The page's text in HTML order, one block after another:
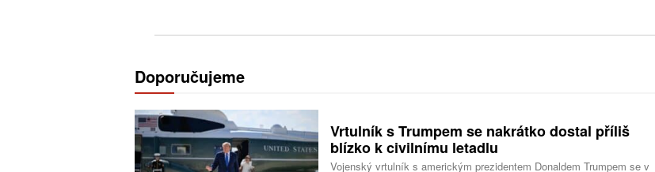
Doporučujeme
Vrtulník s Trumpem se nakrátko dostal příliš
blízko k civilnímu letadlu
Vojenský vrtulník s americkým prezidentem Donaldem Trumpem se v